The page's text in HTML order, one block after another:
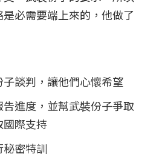
必需要端上來的，他做了
談判，讓他們心懷希望
進度，並幫武裝份子爭取
國際支持
密特訓